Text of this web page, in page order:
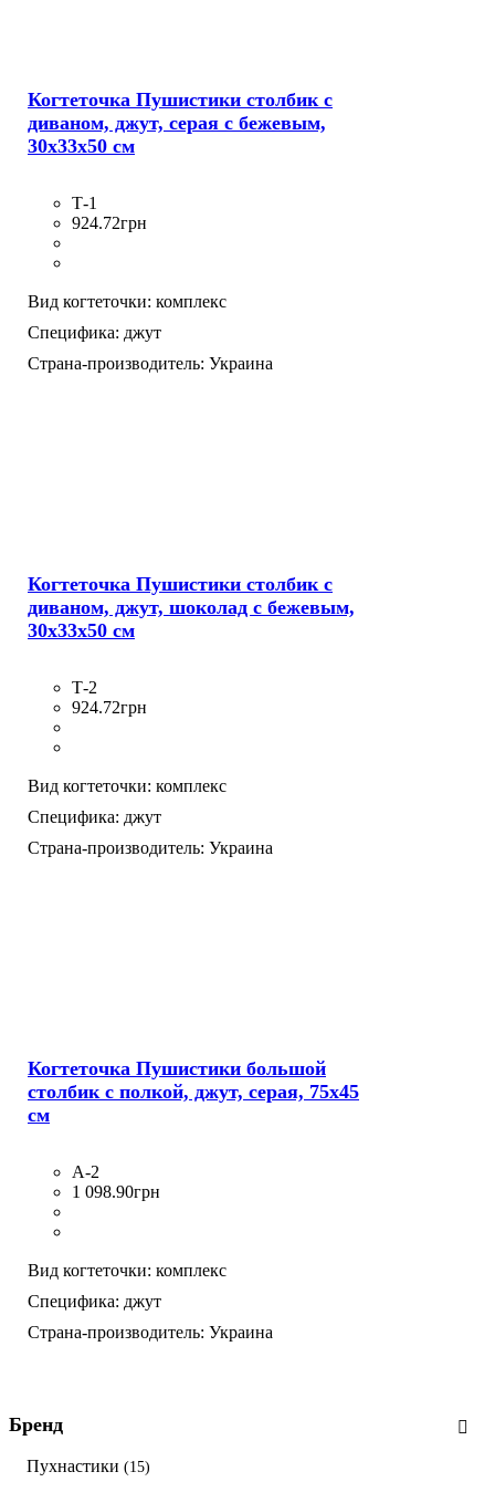
Когтеточка Пушистики столбик с
диваном, джут, серая с бежевым,
30х33х50 см
Т-1
924.72грн
Вид когтеточки: комплекс
Специфика: джут
Страна-производитель: Украина
Когтеточка Пушистики столбик с
диваном, джут, шоколад с бежевым,
30х33х50 см
Т-2
924.72грн
Вид когтеточки: комплекс
Специфика: джут
Страна-производитель: Украина
Когтеточка Пушистики большой
столбик с полкой, джут, серая, 75х45
см
А-2
1 098.90грн
Вид когтеточки: комплекс
Специфика: джут
Страна-производитель: Украина
Бренд
Пухнастики (15)